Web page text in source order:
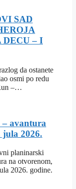
SAD
– I
da ostanete
osmi po redu
–…
avantura
jula 2026.
planinarski
na otvorenom,
2026. godine.